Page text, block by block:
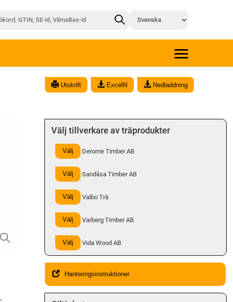
Utskrift Excelfil Nedladdning
Välj tillverkare av träprodukter
Välj Derome Timber AB
Välj Sandåsa Timber AB
Välj Valbo Trä
Välj Varberg Timber AB
Välj Vida Wood AB
Hanteringsinstruktioner